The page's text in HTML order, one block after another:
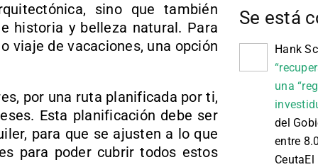
sino que también
historia y belleza natural. Para
viaje de vacaciones, una opción
por una ruta planificada por ti,
Esta planificación debe ser
para que se ajusten a lo que
para poder cubrir todos estos
Se está
Hank
una
del
entre